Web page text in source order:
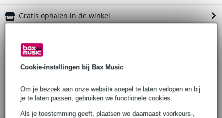
Cookie-instellingen bij Bax Music
Om je bezoek aan onze website soepel te laten verlopen en bij
je te laten passen, gebruiken we functionele cookies.
Als je toestemming geeft, plaatsen we daarnaast voorkeurs-,
Gratis ophalen in de winkel
Productinformatie
soepele, zachte koffer
slijtvast en waterdicht
Bekijk alle productspecificaties